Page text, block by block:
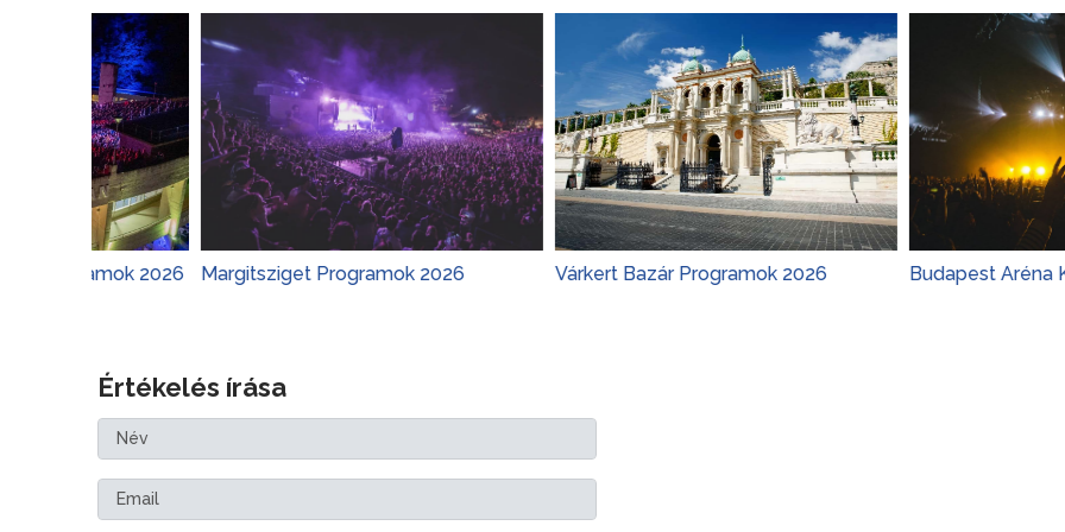
2026 Margitsziget Programok 2026 Várkert Bazár Programok 2026 Budapest Aréna
Értékelés írása